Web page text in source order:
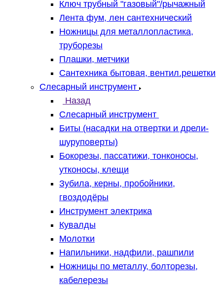
Ключ трубный "газовый"/рычажный
Лента фум, лен сантехнический
Ножницы для металлопластика,
труборезы
Плашки, метчики
Сантехника бытовая, вентил.решетки
Слесарный инструмент
Назад
Слесарный инструмент
Биты (насадки на отвертки и дрели-
шуруповерты)
Бокорезы, пассатижи, тонконосы,
утконосы, клещи
Зубила, керны, пробойники,
гвоздодёры
Инструмент электрика
Кувалды
Молотки
Напильники, надфили, рашпили
Ножницы по металлу, болторезы,
кабелерезы